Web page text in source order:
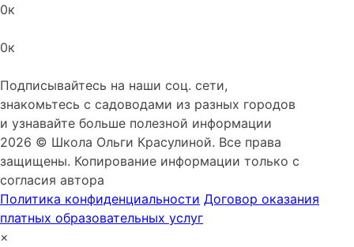
0к
0к
Подписывайтесь на наши соц. сети,
знакомьтесь с садоводами из разных городов
и узнавайте больше полезной информации
2026 © Школа Ольги Красулиной. Все права
защищены. Копирование информации только с
согласия автора
Политика конфиденциальности Договор оказания
платных образовательных услуг
×